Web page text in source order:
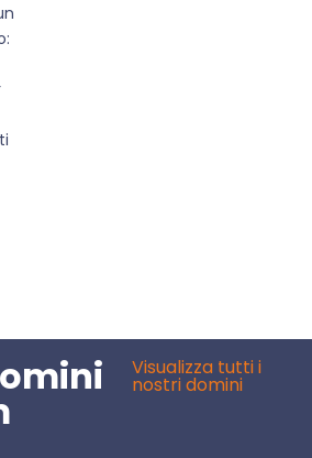
Visualizza tutti i
nostri domini